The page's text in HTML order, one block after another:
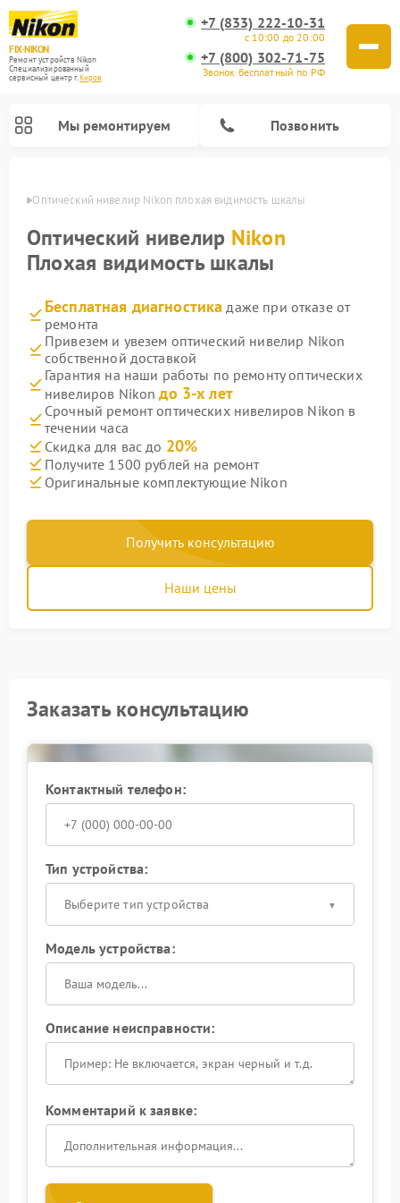
FIX-NIKON
Ремонт устройств Nikon
Специализированный
cервисный центр г.Киров
+7 (833) 222-10-31
с 10:00 до 20:00
+7 (800) 302-71-75
Звонок бесплатный по РФ
Мы ремонтируем Позвонить
Оптический нивелир Nikon плохая видимость шкалы
Оптический нивелир Nikon
Плохая видимость шкалы
Бесплатная диагностика даже при отказе от
ремонта
Привезем и увезем оптический нивелир Nikon
собственной доставкой
Гарантия на наши работы по ремонту оптических
нивелиров Nikonдо 3-х лет
Срочный ремонт оптических нивелиров Nikon в
течении часа
Скидка для вас до 20%
Получите 1500 рублей на ремонт
Оригинальные комплектующие Nikon
Получить консультацию
Наши цены
Заказать консультацию
Контактный телефон:
Тип устройства:
Выберите тип устройства
Модель устройства:
Описание неисправности:
Комментарий к заявке: